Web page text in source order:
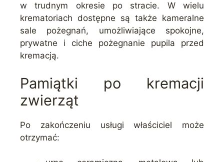
w trudnym okresie po stracie. W wielu
krematoriach dostępne są także kameralne
sale pożegnań, umożliwiające spokojne,
prywatne i ciche pożegnanie pupila przed
kremacją.
Pamiątki po kremacji
zwierząt
Po zakończeniu usługi właściciel może
otrzymać: